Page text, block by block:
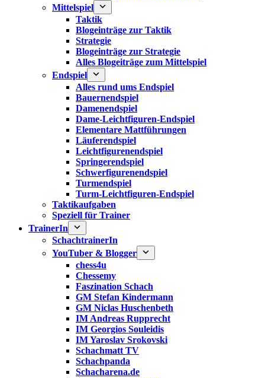
Mittelspiel
Taktik
Blogeinträge zur Taktik
Strategie
Blogeinträge zur Strategie
Alles Blogeiträge zum Mittelspiel
Endspiel
Alles rund ums Endspiel
Bauernendspiel
Damenendspiel
Dame-Leichtfiguren-Endspiel
Elementare Mattführungen
Läuferendspiel
Leichtfigurenendspiel
Springerendspiel
Schwerfigurenendspiel
Turmendspiel
Turm-Leichtfiguren-Endspiel
Taktikaufgaben
Speziell für Trainer
TrainerIn
SchachtrainerIn
YouTuber & Blogger
chess4u
Chessemy
Faszination Schach
GM Stefan Kindermann
GM Niclas Huschenbeth
IM Andreas Rupprecht
IM Georgios Souleidis
IM Yaroslav Srokovski
Schachmatt TV
Schachpanda
Schacharena.de